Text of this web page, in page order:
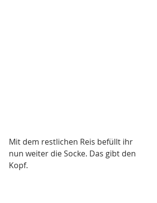
Mit dem restlichen Reis befüllt ihr
nun weiter die Socke. Das gibt den
Kopf.